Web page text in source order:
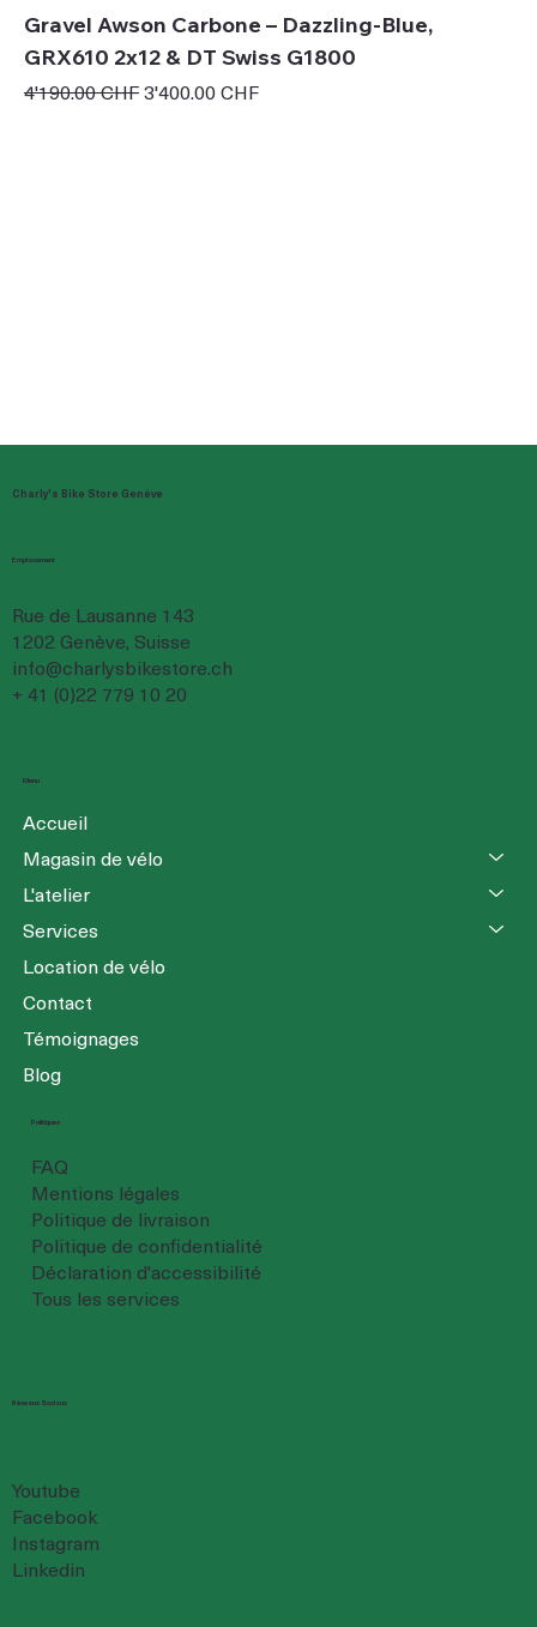
Gravel Awson Carbone – Dazzling-Blue,
GRX610 2x12 & DT Swiss G1800
Prix original
4'190.00 CHFPrix promotionnel
3'400.00 CHF
Charly's Bike Store Genève
Emplacement
Rue de Lausanne 143
1202 Genève, Suisse
info@charlysbikestore.ch
+ 41 (0)22 779 10 20
Menu
Accueil
Magasin de vélo
L'atelier
Services
Location de vélo
Contact
Témoignages
Blog
Politiques
FAQ
Mentions légales
Politique de livraison
Politique de confidentialité
Déclaration d'accessibilité
Tous les services
Youtube
Facebook
Instagram
Linkedin
Réseaux Sociaux